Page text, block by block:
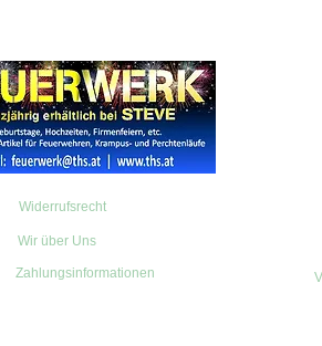
Widerrufsrecht
Wir über Uns
Zahlungsinformationen